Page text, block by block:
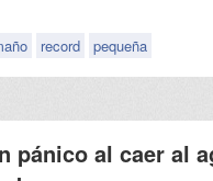
record pequeña
pánico al caer al